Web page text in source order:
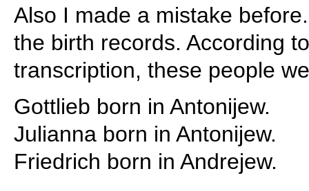
Also I made a mistake
the birth records. According
transcription, these people
Gottlieb born in Antonijew.
Julianna born in Antonijew.
Friedrich born in Andrejew.